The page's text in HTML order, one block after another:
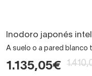
Inodoro japonés
A suelo o a pared blanco
1.135,05€